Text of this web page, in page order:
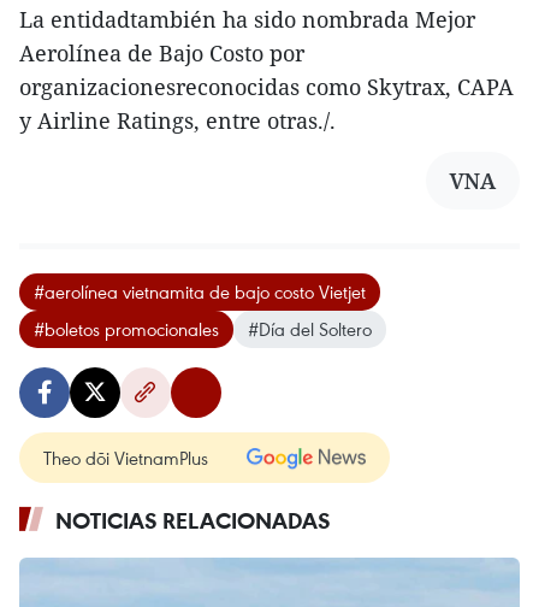
La entidadtambién ha sido nombrada Mejor
Aerolínea de Bajo Costo por
organizacionesreconocidas como Skytrax, CAPA
y Airline Ratings, entre otras./.
VNA
#aerolínea vietnamita de bajo costo Vietjet
#boletos promocionales
#Día del Soltero
Theo dõi VietnamPlus
NOTICIAS RELACIONADAS